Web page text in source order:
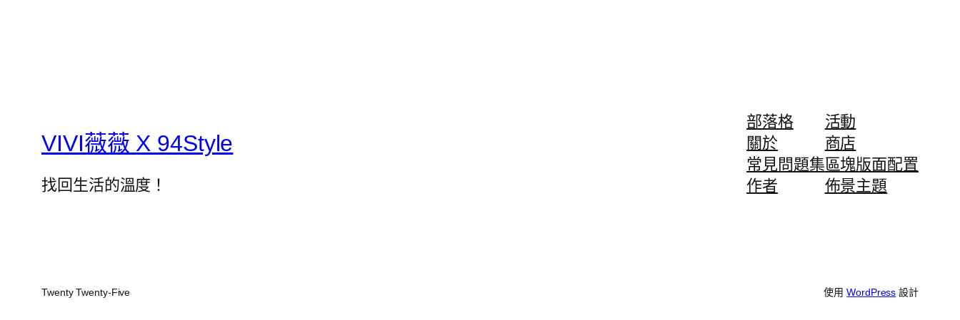
VIVI薇薇 X 94Style
找回生活的溫度！
部落格
關於
常見問題集
作者
活動
商店
區塊版面配置
佈景主題
Twenty Twenty-Five 使用WordPress 設計